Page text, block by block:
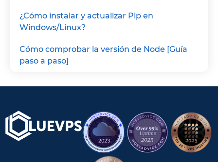
¿Cómo instalar y actualizar Pip en
Windows/Linux?
Cómo comprobar la versión de Node [Guía
paso a paso]